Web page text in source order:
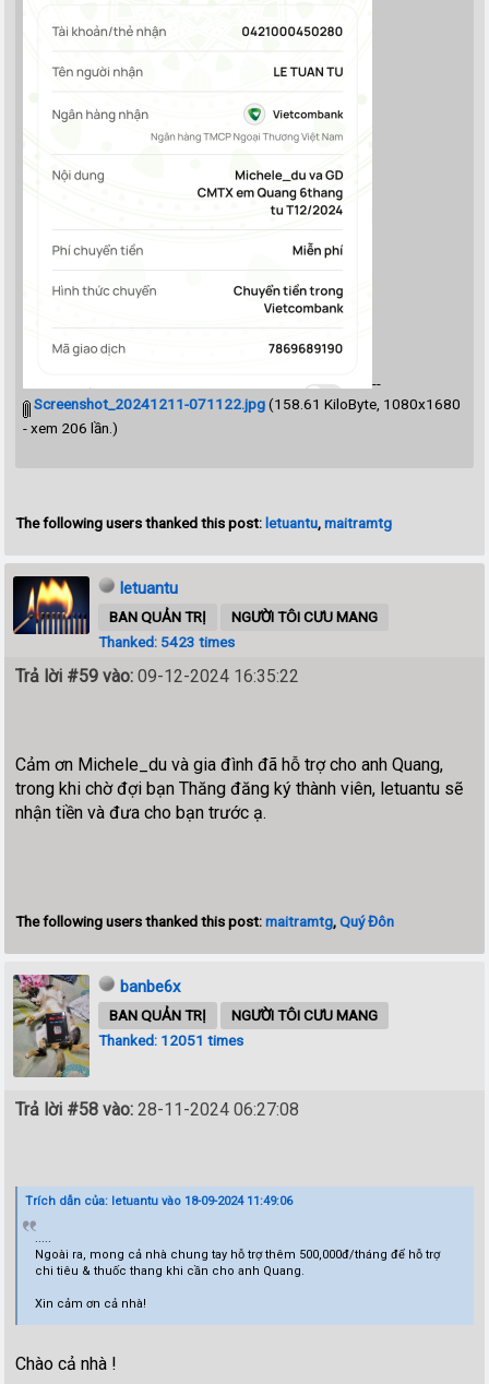
--
Screenshot_20241211-071122.jpg(158.61 KiloByte, 1080x1680
- xem 206 lần.)
The following users thanked this post: letuantu,maitramtg
letuantu
BAN QUẢN TRỊ
NGƯỜI TÔI CƯU MANG
Thanked: 5423 times
Trả lời #59 vào: 09-12-2024 16:35:22
Cảm ơn Michele_du và gia đình đã hỗ trợ cho anh Quang,
trong khi chờ đợi bạn Thăng đăng ký thành viên, letuantu sẽ
nhận tiền và đưa cho bạn trước ạ.
The following users thanked this post:maitramtg,Quý Đôn
banbe6x
BAN QUẢN TRỊ
NGƯỜI TÔI CƯU MANG
Thanked: 12051 times
Trả lời #58 vào: 28-11-2024 06:27:08
Trích dẫn của: letuantu vào 18-09-2024 11:49:06
.....
Ngoài ra, mong cả nhà chung tay hỗ trợ thêm 500,000đ/tháng để hỗ trợ
chi tiêu & thuốc thang khi cần cho anh Quang.
Xin cảm ơn cả nhà!
Chào cả nhà !